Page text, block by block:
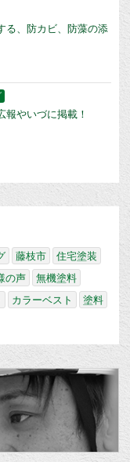
る、防カビ、防藻の添
やいづに掲載！
藤枝市
住宅塗装
の声
無機塗料
カラーベスト
塗料